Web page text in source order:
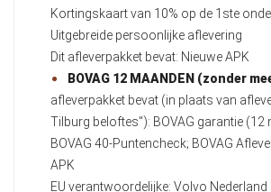
Kortingskaart van 10% op de 1ste
Uitgebreide persoonlijke aflevering
Dit afleverpakket bevat: Nieuwe APK
BOVAG 12 MAANDEN (zonder
afleverpakket bevat (in plaats van
Tilburg beloftes"): BOVAG garantie (12
BOVAG 40-Puntencheck; BOVAG
APK
EU verantwoordelijke: Volvo Nederland